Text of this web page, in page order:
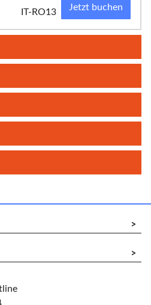
IT-RO13 Jetzt buchen
^
^